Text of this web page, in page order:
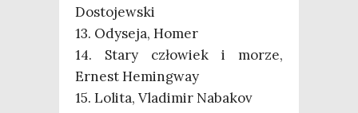
Dostojewski
13. Ody­se­ja, Homer
14. Sta­ry czło­wiek i morze,
Ernest Hemingway
15. Loli­ta, Vla­di­mir Nabakov